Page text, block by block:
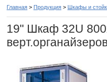
Главная > Продукция > Шкафы и
19" Шкаф 32U